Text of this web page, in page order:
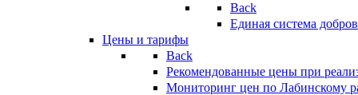
Back
Единая система
Цены и тарифы
Back
Рекомендованные цены при
Мониторинг цен по Лабинскому